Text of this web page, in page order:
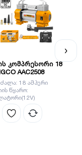
ტექნიკურად,
და
ინგკოს
დეტალები,
გახდეს ლიდერი
კომპრესორი 18
AAC2508
18 ამპერი
წყარო:
წნევა: 8 ბარი